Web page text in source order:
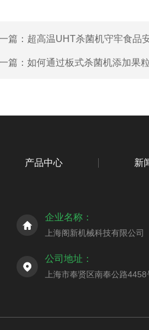
篇： 超高温UHT杀菌机守牢食品
篇： 如何通过板式杀菌机添加果
产品中心 新
企业名称：
上海阁新机械科技有限公司
公司地址：
上海市奉贤区南奉公路4458